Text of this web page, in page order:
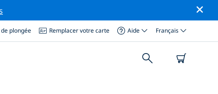
plongée Remplacer votre carte Aide Français